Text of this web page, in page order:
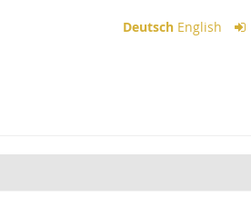
Deutsch English